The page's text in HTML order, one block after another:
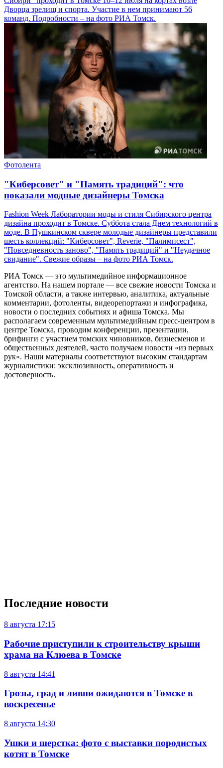
Дворца зрелищ и спорта. Участие в нем принимают 56
команд. Подробности – на фото РИА Томск.
Фотолента
"Киберсовет" и "Память традиций": что
показали модные дизайнеры Томска
Fashion Week Лаборатории моды и стиля Сибирского центра
дизайна проходит в Томске. Суббота стала Днем технологий в
моде. В Пушкинском сквере молодые дизайнеры представили
шесть коллекций: "Киберсовет", Reverie, "Палимпсест",
"Повседневность заново", "Память традиций" и "Неудачное
свидание". Свежие образы – на фото РИА Томск.
РИА Томск — это мультимедийное информационное
агентство. На нашем портале — все свежие новости Томска и
Томской области, а также интервью, аналитика, актуальные
комментарии, фотоленты, видеорепортажи и инфографика,
новости о последних событиях и афиша Томска. Мы
располагаем современным мультимедийным пресс-центром в
центре Томска, проводим конференции, презентации,
брифинги с участием томских чиновников, бизнесменов и
общественных деятелей, часто получаем новости «из первых
рук». Наши материалы соответствуют высоким стандартам
журналистики: эксклюзивность, оперативность и
достоверность.
Последние новости
8 августа 17:15
Рабочие приступили к строительству крыши
храма на Клюева в Томске
8 августа 14:41
Грозы, град и ливни ожидаются в Томске в
воскресенье
8 августа 14:30
Ушки и шерстка: фото с выставки породистых
котят в Томске